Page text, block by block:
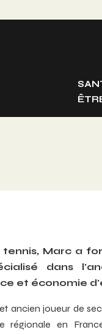
Marc a
dans
et économie
ancien joueur de
en